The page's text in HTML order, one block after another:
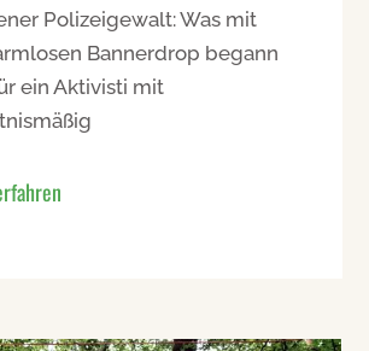
Polizeigewalt: Was mit
Bannerdrop begann
ein Aktivisti mit